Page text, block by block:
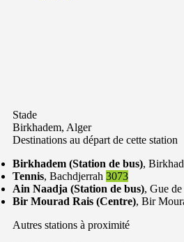
Stade
Birkhadem, Alger
Destinations au départ de cette station
Birkhadem (Station de bus),
Tennis, Bachdjerrah 3073
Ain Naadja (Station de bus), Gue
Bir Mourad Rais (Centre), Bir
Autres stations à proximité